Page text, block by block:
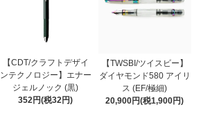
【CDT/クラフトデザイ
ンテクノロジー】エナー
ジェルノック (黒)
352円(税32円)
【TWSBI/ツイスビー】
ダイヤモンド580 アイリ
ス (EF/極細)
20,900円(税1,900円)